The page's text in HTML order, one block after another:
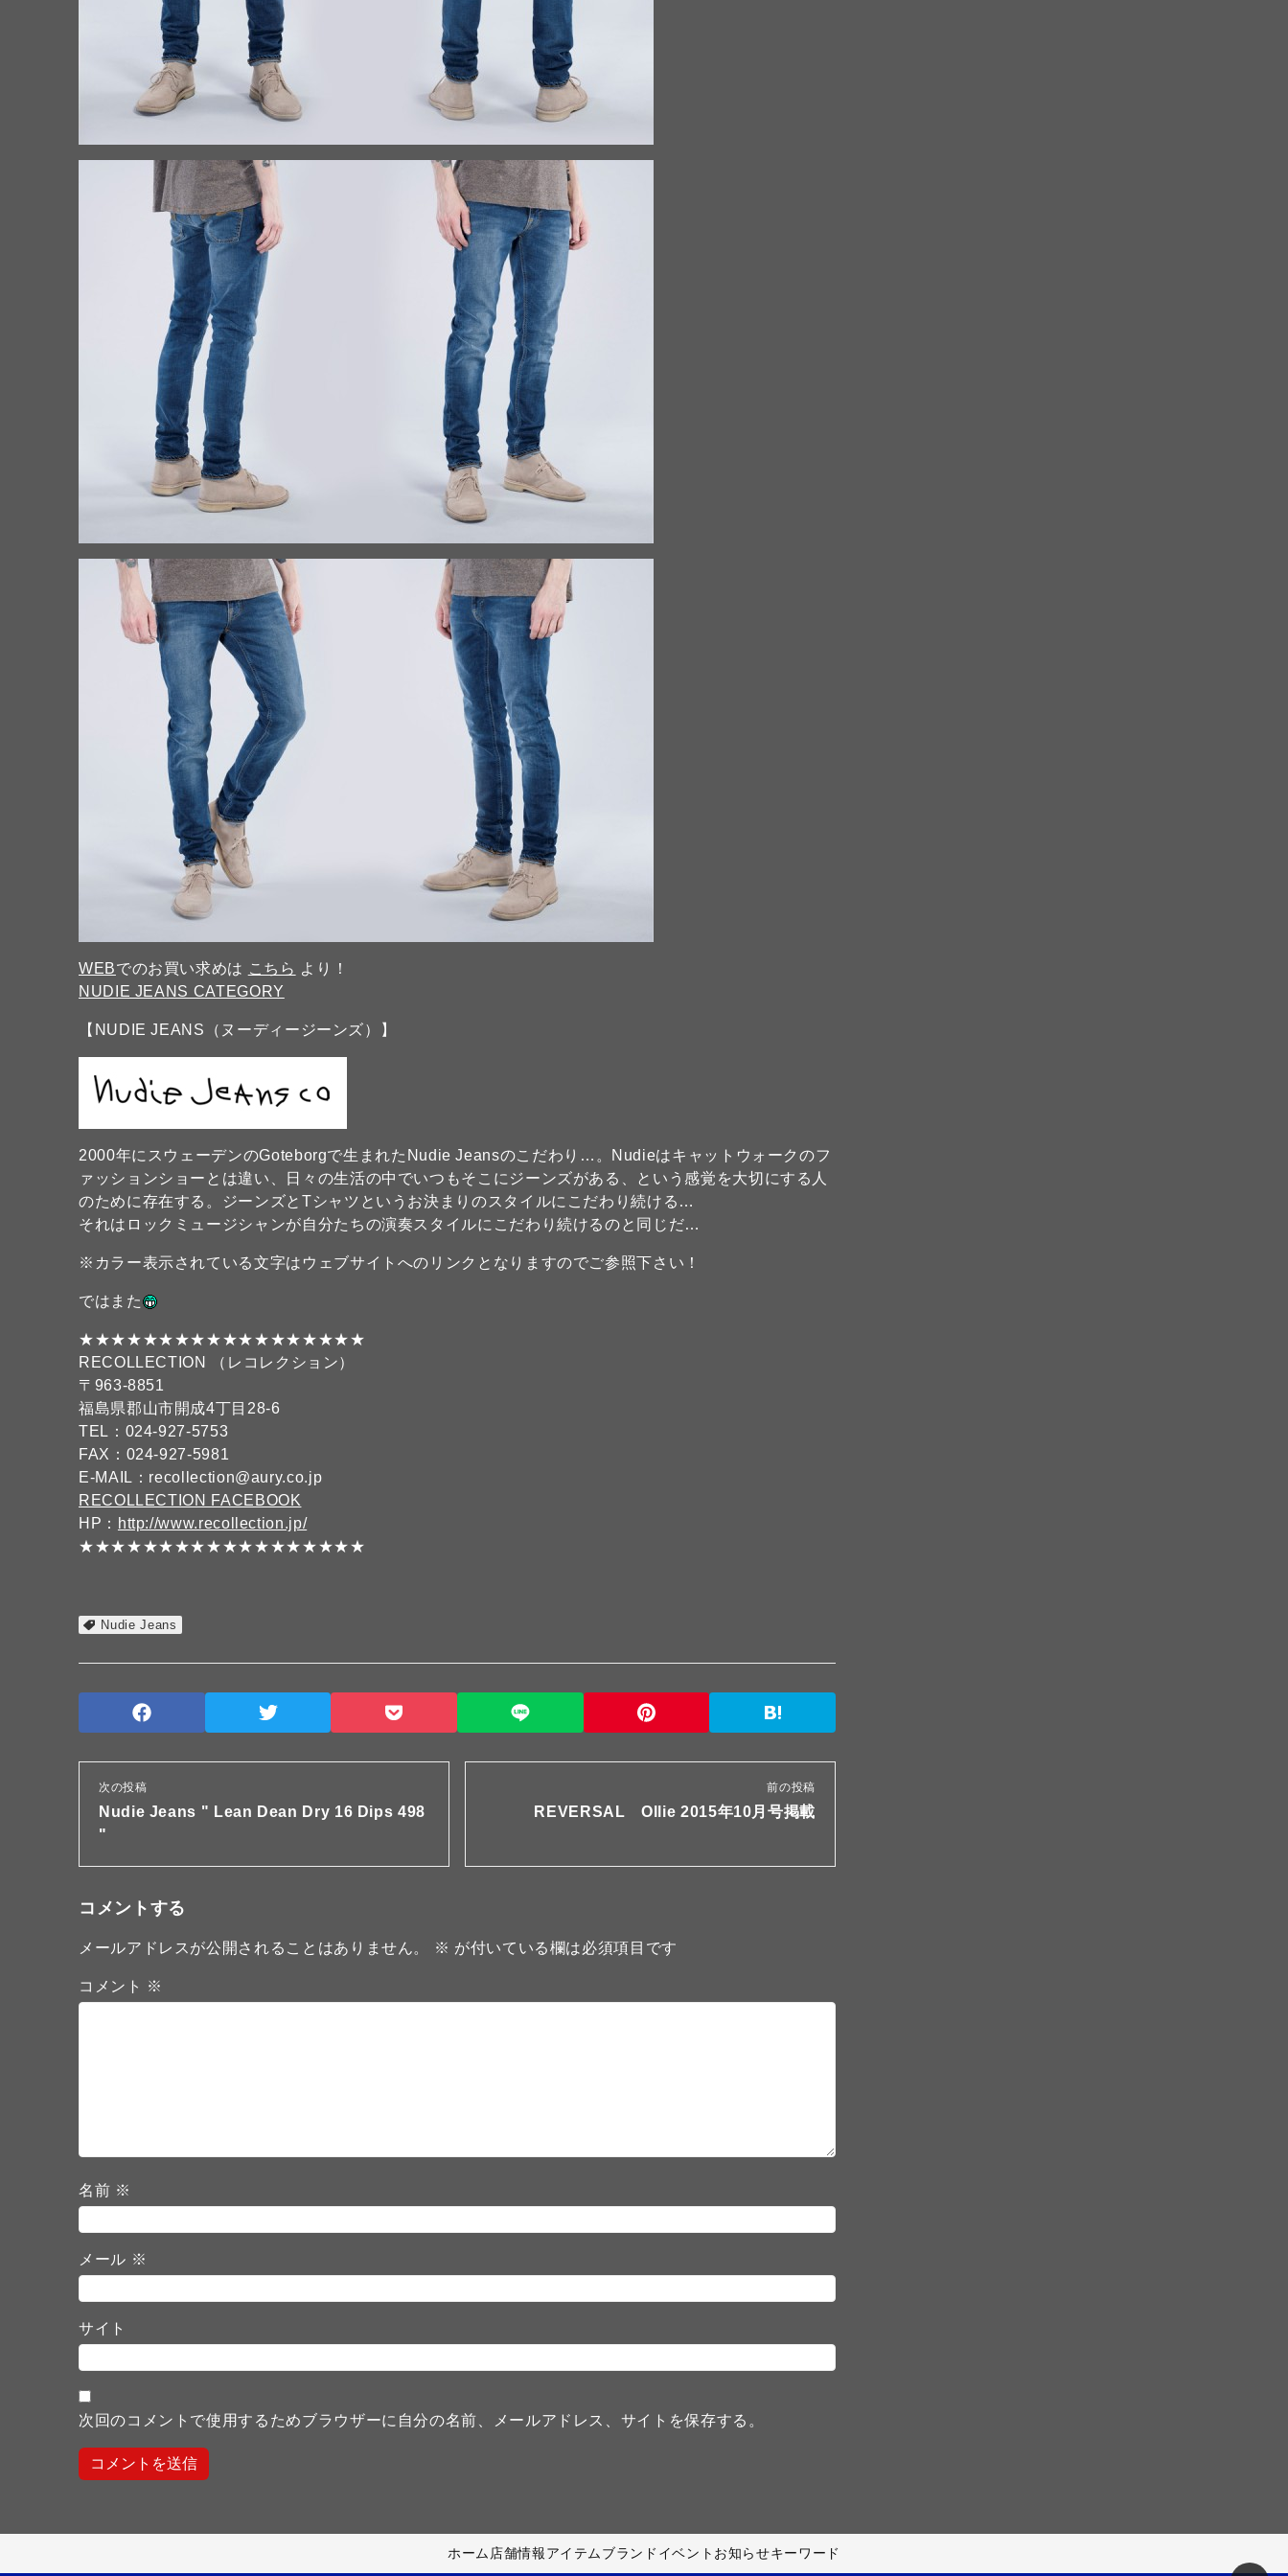
WEBでのお買い求めは こちら より！
NUDIE JEANS CATEGORY
【NUDIE JEANS（ヌーディージーンズ）】
2000年にスウェーデンのGoteborgで生まれたNudie Jeansのこだわり…。Nudieはキャットウォークのフ
ァッションショーとは違い、日々の生活の中でいつもそこにジーンズがある、という感覚を大切にする人
のために存在する。ジーンズとTシャツというお決まりのスタイルにこだわり続ける…
それはロックミュージシャンが自分たちの演奏スタイルにこだわり続けるのと同じだ…
※カラー表示されている文字はウェブサイトへのリンクとなりますのでご参照下さい！
ではまた
★★★★★★★★★★★★★★★★★★
RECOLLECTION （レコレクション）
〒963-8851
福島県郡山市開成4丁目28-6
TEL：024-927-5753
FAX：024-927-5981
E-MAIL：recollection@aury.co.jp
RECOLLECTION FACEBOOK
HP： http://www.recollection.jp/
★★★★★★★★★★★★★★★★★★
Nudie Jeans
次の投稿
Nudie Jeans " Lean Dean Dry 16 Dips 498
"
前の投稿
REVERSAL Ollie 2015年10月号掲載
コメントする
メールアドレスが公開されることはありません。 ※ が付いている欄は必須項目です
コメント ※
名前 ※
メール ※
サイト
次回のコメントで使用するためブラウザーに自分の名前、メールアドレス、サイトを保存する。
ホーム 店舗情報アイテムブランド イベント お知らせキーワード